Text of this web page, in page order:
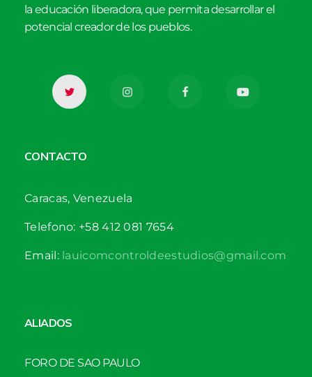
la educación liberadora, que permita desarrollar el
potencial creador de los pueblos.
CONTACTO
Caracas, Venezuela
Telefono: +58 412 081 7654
Email:lauicomcontroldeestudios@gmail.com
ALIADOS
FORO DE SAO PAULO